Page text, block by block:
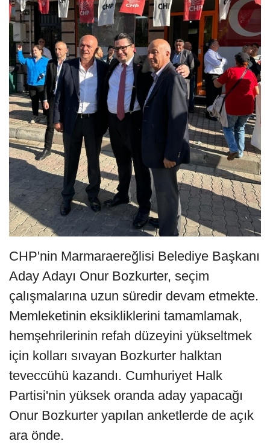
CHP'nin Marmaraereğlisi Belediye Başkanı
Aday Adayı Onur Bozkurter, seçim
çalışmalarına uzun süredir devam etmekte.
Memleketinin eksikliklerini tamamlamak,
hemşehrilerinin refah düzeyini yükseltmek
için kolları sıvayan Bozkurter halktan
teveccühü kazandı. Cumhuriyet Halk
Partisi'nin yüksek oranda aday yapacağı
Onur Bozkurter yapılan anketlerde de açık
ara önde.